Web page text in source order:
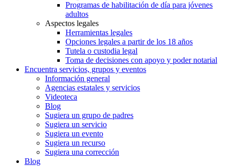
Programas de habilitación de día para jóvenes
adultos
Aspectos legales
Herramientas legales
Opciones legales a partir de los 18 años
Tutela o custodia legal
Toma de decisiones con apoyo y poder notarial
Encuentra servicios, grupos y eventos
Información general
Agencias estatales y servicios
Videoteca
Blog
Sugiera un grupo de padres
Sugiera un servicio
Sugiera un evento
Sugiera un recurso
Sugiera una corrección
Blog